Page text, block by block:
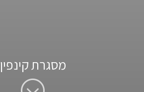
מסגרת קינפין